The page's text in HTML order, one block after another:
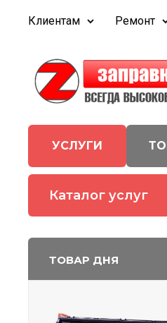
Клиентам Ремонт
УСЛУГИ
Каталог услуг
ТОВАР ДНЯ